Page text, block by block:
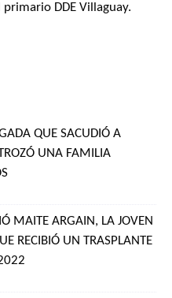
primario DDE Villaguay.
QUE SACUDIÓ A
UNA FAMILIA
MAITE ARGAIN, LA JOVEN
RECIBIÓ UN TRASPLANTE